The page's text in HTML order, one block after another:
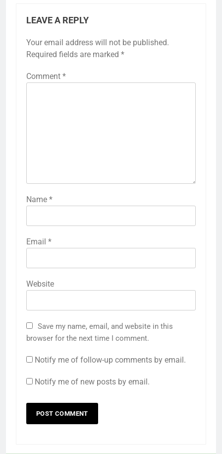
LEAVE A REPLY
Your email address will not be published.
Required fields are marked *
Comment *
Name *
Email *
Website
Save my name, email, and website in this
browser for the next time I comment.
Notify me of follow-up comments by email.
Notify me of new posts by email.